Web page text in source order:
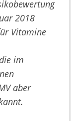
2018
Vitamine
im
aber